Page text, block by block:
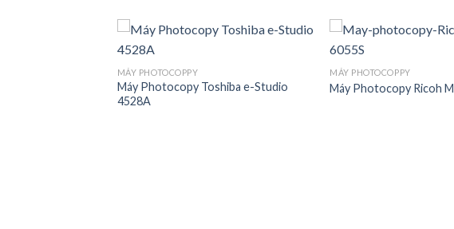
MÁY PHOTOCOPPY
Máy Photocopy Toshiba e-Studio
4528A
MÁY PHOTOCOPPY
Máy Photocopy Ricoh